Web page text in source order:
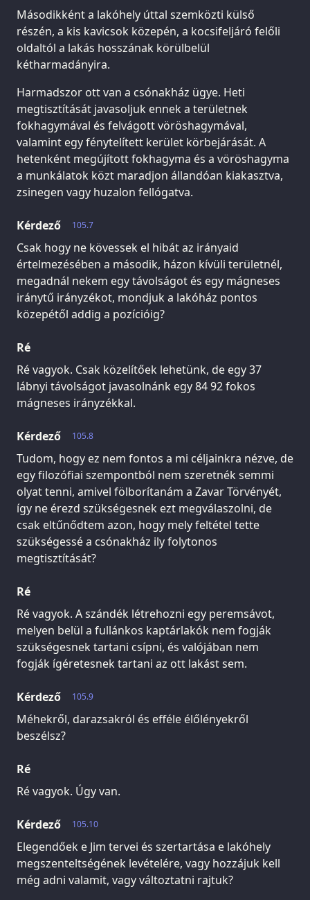
Másodikként a lakóhely úttal szemközti külső
részén, a kis kavicsok közepén, a kocsifeljáró felőli
oldaltól a lakás hosszának körülbelül
kétharmadányira.
Harmadszor ott van a csónakház ügye. Heti
megtisztítását javasoljuk ennek a területnek
fokhagymával és felvágott vöröshagymával,
valamint egy fénytelített kerület körbejárását. A
hetenként megújított fokhagyma és a vöröshagyma
a munkálatok közt maradjon állandóan kiakasztva,
zsinegen vagy huzalon fellógatva.
105.7
Kérdező
Csak hogy ne kövessek el hibát az irányaid
értelmezésében a második, házon kívüli területnél,
megadnál nekem egy távolságot és egy mágneses
iránytű irányzékot, mondjuk a lakóház pontos
közepétől addig a pozícióig?
Ré
Ré vagyok. Csak közelítőek lehetünk, de egy 37
lábnyi távolságot javasolnánk egy 84 92 fokos
mágneses irányzékkal.
105.8
Kérdező
Tudom, hogy ez nem fontos a mi céljainkra nézve, de
egy filozófiai szempontból nem szeretnék semmi
olyat tenni, amivel fölborítanám a Zavar Törvényét,
így ne érezd szükségesnek ezt megválaszolni, de
csak eltűnődtem azon, hogy mely feltétel tette
szükségessé a csónakház ily folytonos
megtisztítását?
Ré
Ré vagyok. A szándék létrehozni egy peremsávot,
melyen belül a fullánkos kaptárlakók nem fogják
szükségesnek tartani csípni, és valójában nem
fogják ígéretesnek tartani az ott lakást sem.
105.9
Kérdező
Méhekről, darazsakról és efféle élőlényekről
beszélsz?
Ré
Ré vagyok. Úgy van.
105.10
Kérdező
Elegendőek e Jim tervei és szertartása e lakóhely
megszenteltségének levételére, vagy hozzájuk kell
még adni valamit, vagy változtatni rajtuk?